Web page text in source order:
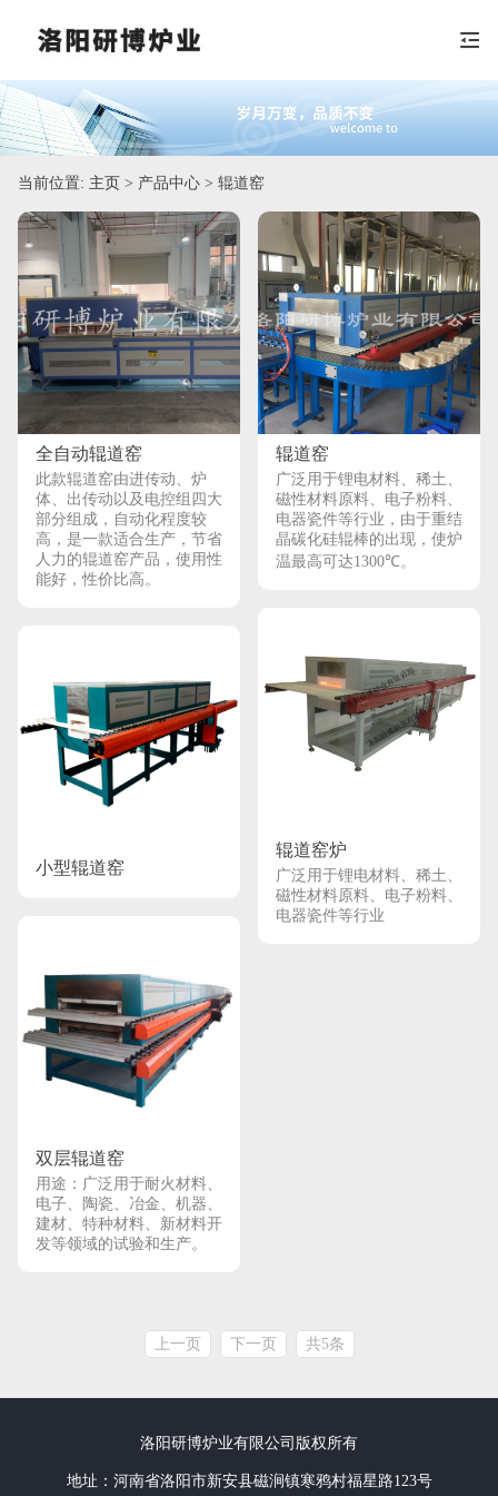
当前位置: 主页 > 产品中心 > 辊道窑
全自动辊道窑
此款辊道窑由进传动、炉
体、出传动以及电控组四大
部分组成，自动化程度较
高，是一款适合生产，节省
人力的辊道窑产品，使用性
能好，性价比高。
小型辊道窑
双层辊道窑
用途：广泛用于耐火材料、
电子、陶瓷、冶金、机器、
建材、特种材料、新材料开
发等领域的试验和生产。
辊道窑
广泛用于锂电材料、稀土、
磁性材料原料、电子粉料、
电器瓷件等行业，由于重结
晶碳化硅辊棒的出现，使炉
温最高可达1300℃。
辊道窑炉
广泛用于锂电材料、稀土、
磁性材料原料、电子粉料、
电器瓷件等行业
上一页 下一页 共5条
洛阳研博炉业有限公司版权所有
地址：河南省洛阳市新安县磁涧镇寒鸦村福星路123号